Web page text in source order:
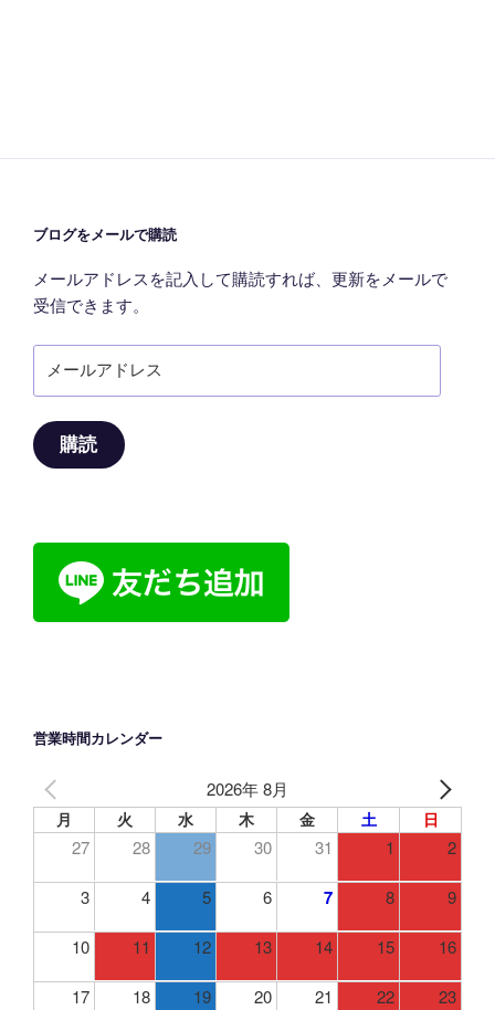
ブログをメールで購読
メールアドレスを記入して購読すれば、更新をメールで
受信できます。
ー
ア
ド
購読
営業時間カレンダー
2026年 8月
月 火 水 木 金 土 日
27 28 29 30 31 1 2
3 4 5 6 7 8 9
10 11 12 13 14 15 16
17 18 19 20 21 22 23